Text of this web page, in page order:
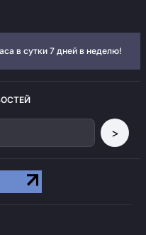
в сутки 7 дней в неделю!